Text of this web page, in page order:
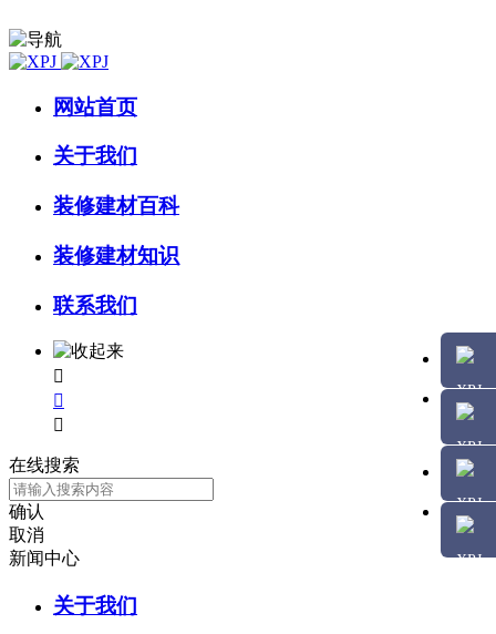
网站首页
关于我们
装修建材百科
装修建材知识
联系我们



在线搜索
确认
取消
新闻中心
关于我们